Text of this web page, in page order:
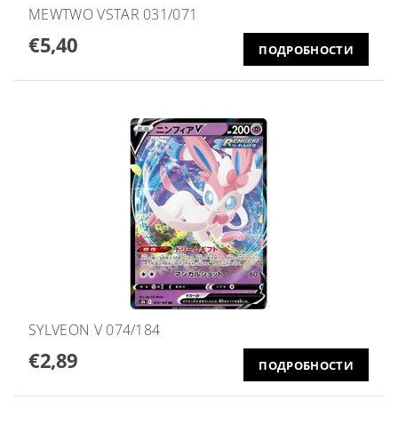
MEWTWO VSTAR 031/071
€5,40 ПОДРОБНОСТИ
SYLVEON V 074/184
€2,89 ПОДРОБНОСТИ